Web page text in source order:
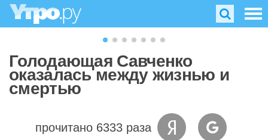
Голодающая Савченко
оказалась между жизнью и
смертью
прочитано 6333 раза